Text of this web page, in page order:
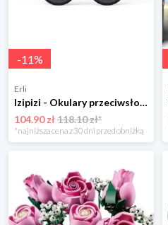
-11%
Erli
Izipizi - Okulary przeciwsłoneczne SUN Kids (9-36m) D Black
104.90 zł118.10 zł*
*najniższa cena z 30 dni przed obniżką